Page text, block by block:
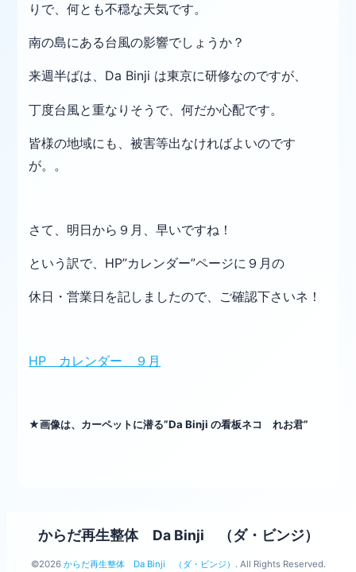
りで、何とも不穏な天気です。
南の島にある台風の影響でしょうか？
来週半ばは、Da Binji は東京に研修なのですが、
丁度台風と重なりそうで、何だか心配です。
皆様の地域にも、被害等出なければよいのです
が。。
さて、明日から９月、早いですね！
という訳で、HP”カレンダー”ページに９月の
休日・営業日を記しましたので、ご確認下さいネ！
HP カレンダー ９月
★画像は、カーペットに潜る”Da Binji の看板ネコ れお君”
からだ再生整体 Da Binji （ダ・ビンジ）
©2026 からだ再生整体 Da Binji （ダ・ビンジ） . All Rights Reserved.